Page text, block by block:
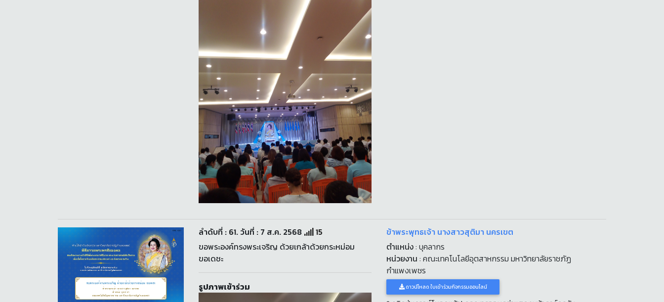
ลำดับที่ : 61. วันที่ : 7 ส.ค. 2568
15
ขอพระองค์ทรงพระเจริญ ด้วยเกล้าด้วยกระหม่อม
ขอเดชะ
รูปภาพเข้าร่วม
ข้าพระพุทธเจ้า นางสาวสุติมา นครเขต
ตำแหน่ง: บุคลากร
หน่วยงาน : คณะเทคโนโลยีอุตสาหกรรม มหาวิทยาลัยราชภัฏ
กำแพงเพชร
ดาวน์โหลด ใบเข้าร่วมกิจกรรมออนไลน์